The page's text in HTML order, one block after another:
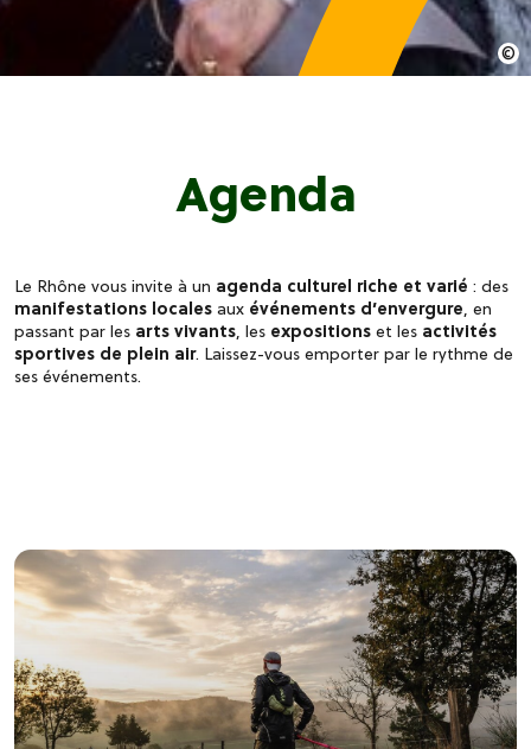
Agenda
Le Rhône vous invite à un agenda culturel riche et varié : des
manifestations locales aux événements d’envergure, en
passant par les arts vivants, les expositions et les activités
sportives de plein air. Laissez-vous emporter par le rythme de
ses événements.